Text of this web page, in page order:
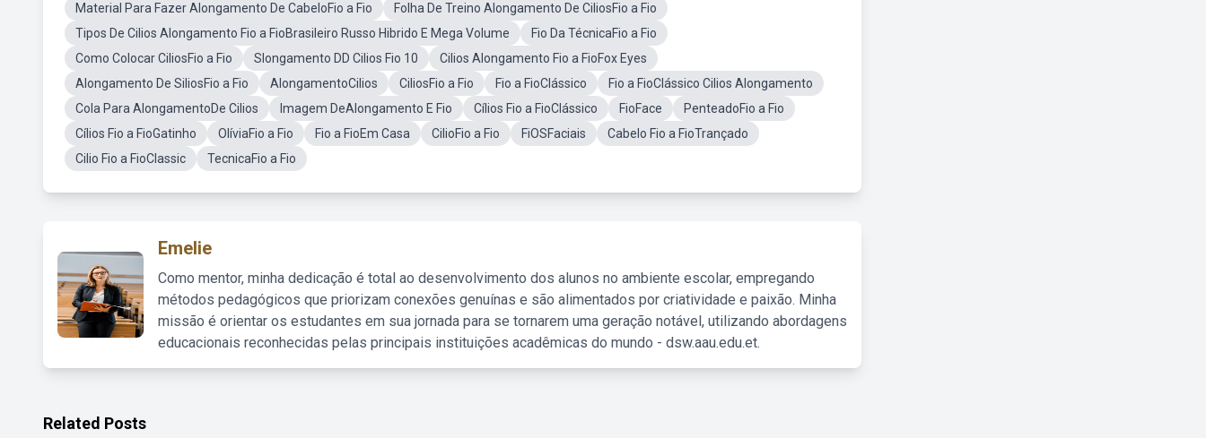
Material Para Fazer Alongamento De CabeloFio a Fio
Folha De Treino Alongamento De CiliosFio a Fio
Tipos De Cilios Alongamento Fio a FioBrasileiro Russo Hibrido E Mega Volume
Fio Da TécnicaFio a Fio
Como Colocar CiliosFio a Fio
Slongamento DD Cilios Fio 10
Cilios Alongamento Fio a FioFox Eyes
Alongamento De SiliosFio a Fio
AlongamentoCilios CiliosFio a Fio Fio a FioClássico
Fio a FioClássico Cilios Alongamento
Cola Para AlongamentoDe Cilios
Imagem DeAlongamento E Fio Cílios Fio a FioClássico FioFace
PenteadoFio a Fio
Cílios Fio a FioGatinho
OlíviaFio a Fio Fio a FioEm Casa CilioFio a Fio FiOSFaciais
Cabelo Fio a FioTrançado
Cilio Fio a FioClassic
TecnicaFio a Fio
Emelie
Como mentor, minha dedicação é total ao desenvolvimento dos alunos no ambiente escolar, empregando
métodos pedagógicos que priorizam conexões genuínas e são alimentados por criatividade e paixão. Minha
missão é orientar os estudantes em sua jornada para se tornarem uma geração notável, utilizando abordagens
educacionais reconhecidas pelas principais instituições acadêmicas do mundo - dsw.aau.edu.et.
Related Posts